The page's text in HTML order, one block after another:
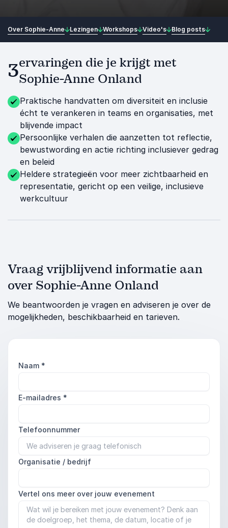
Over Sophie-Anne Lezingen Workshops Video's Blog posts
3ervaringen die je krijgt met
Sophie-Anne Onland
Praktische handvatten om diversiteit en inclusie
écht te verankeren in teams en organisaties, met
blijvende impact
Persoonlijke verhalen die aanzetten tot reflectie,
bewustwording en actie richting inclusiever gedrag
en beleid
Heldere strategieën voor meer zichtbaarheid en
representatie, gericht op een veilige, inclusieve
werkcultuur
Vraag vrijblijvend informatie aan
over Sophie-Anne Onland
We beantwoorden je vragen en adviseren je over de
mogelijkheden, beschikbaarheid en tarieven.
Naam *
E-mailadres *
Telefoonnummer
Organisatie / bedrijf
Vertel ons meer over jouw evenement